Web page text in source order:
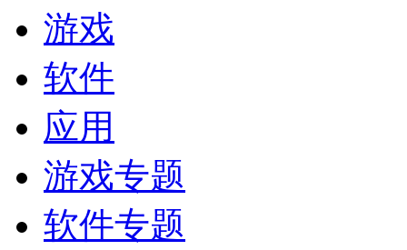
游戏
软件
应用
游戏专题
软件专题